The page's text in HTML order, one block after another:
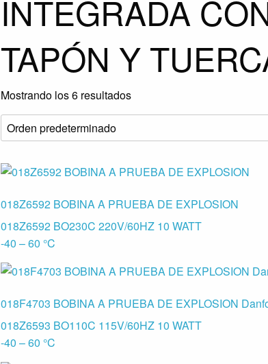
INTEGRADA
TAPÓN Y
Mostrando los 6 resultados
018Z6592 BOBINA A PRUEBA DE EXPLOSION
018Z6592 BO230C 220V/60HZ 10 WATT
-40 – 60 °C
018F4703 BOBINA A PRUEBA DE EXPLOSION
018Z6593 BO110C 115V/60HZ 10 WATT
-40 – 60 °C